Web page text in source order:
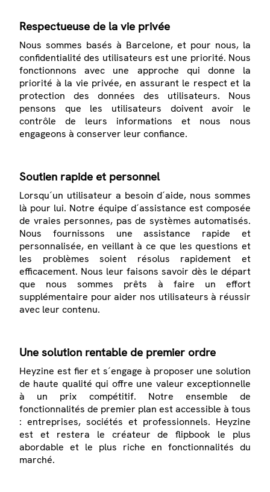
Respectueuse de la vie privée
Nous sommes basés à Barcelone, et pour nous, la
confidentialité des utilisateurs est une priorité. Nous
fonctionnons avec une approche qui donne la
priorité à la vie privée, en assurant le respect et la
protection des données des utilisateurs. Nous
pensons que les utilisateurs doivent avoir le
contrôle de leurs informations et nous nous
engageons à conserver leur confiance.
Soutien rapide et personnel
Lorsqu´un utilisateur a besoin d´aide, nous sommes
là pour lui. Notre équipe d´assistance est composée
de vraies personnes, pas de systèmes automatisés.
Nous fournissons une assistance rapide et
personnalisée, en veillant à ce que les questions et
les problèmes soient résolus rapidement et
efficacement. Nous leur faisons savoir dès le départ
que nous sommes prêts à faire un effort
supplémentaire pour aider nos utilisateurs à réussir
avec leur contenu.
Une solution rentable de premier ordre
Heyzine est fier et s´engage à proposer une solution
de haute qualité qui offre une valeur exceptionnelle
à un prix compétitif. Notre ensemble de
fonctionnalités de premier plan est accessible à tous
: entreprises, sociétés et professionnels. Heyzine
est et restera le créateur de flipbook le plus
abordable et le plus riche en fonctionnalités du
marché.